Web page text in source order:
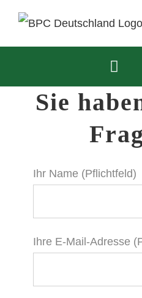
Skip
Sie
Ihr Name (Pflichtfeld)
Ihre E-Mail-Adresse